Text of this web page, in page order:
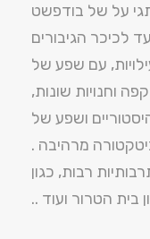
על של בודפשט
ועד לכיכר הגיבורים
עם שפע של
וחנויות שונות,
ושפע של
מרהיבה .
רבות, כגון
בית הטרור ועוד ..